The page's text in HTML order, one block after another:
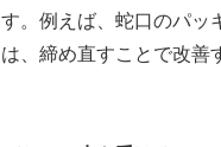
。例えば、蛇口のパッ
、締め直すことで改善